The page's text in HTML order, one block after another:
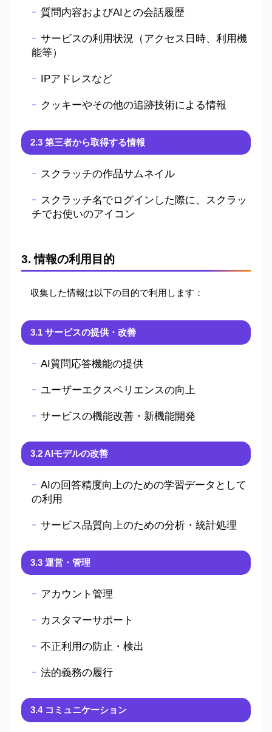
質問内容およびAIとの会話履歴
サービスの利用状況（アクセス日時、利用機
能等）
IPアドレスなど
クッキーやその他の追跡技術による情報
2.3 第三者から取得する情報
スクラッチの作品サムネイル
スクラッチ名でログインした際に、スクラッ
チでお使いのアイコン
3. 情報の利用目的
収集した情報は以下の目的で利用します：
3.1 サービスの提供・改善
AI質問応答機能の提供
ユーザーエクスペリエンスの向上
サービスの機能改善・新機能開発
3.2 AIモデルの改善
AIの回答精度向上のための学習データとして
の利用
サービス品質向上のための分析・統計処理
3.3 運営・管理
アカウント管理
カスタマーサポート
不正利用の防止・検出
法的義務の履行
3.4 コミュニケーション